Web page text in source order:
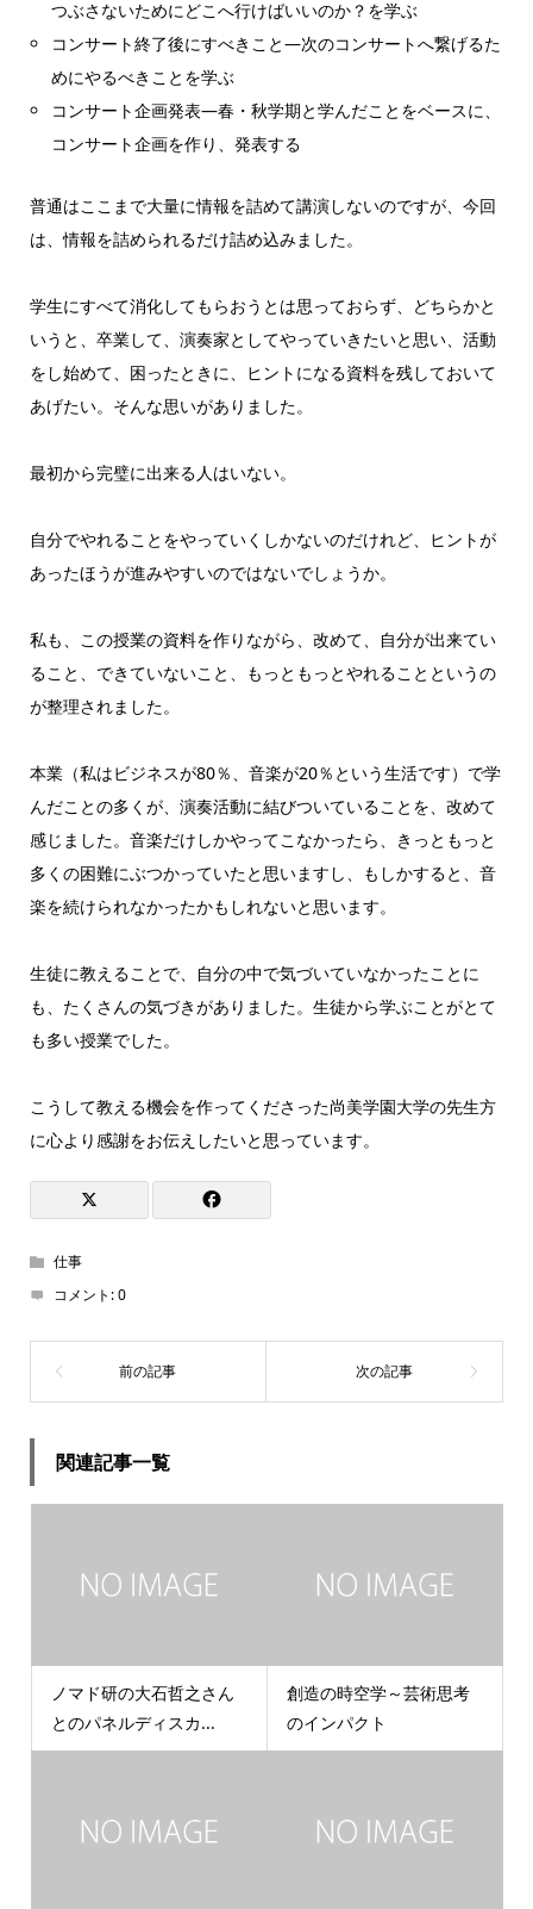
つぶさないためにどこへ行けばいいのか？を学ぶ
コンサート終了後にすべきこと―次のコンサートへ繋げるた
めにやるべきことを学ぶ
コンサート企画発表―春・秋学期と学んだことをベースに、
コンサート企画を作り、発表する
普通はここまで大量に情報を詰めて講演しないのですが、今回
は、情報を詰められるだけ詰め込みました。
学生にすべて消化してもらおうとは思っておらず、どちらかと
いうと、卒業して、演奏家としてやっていきたいと思い、活動
をし始めて、困ったときに、ヒントになる資料を残しておいて
あげたい。そんな思いがありました。
最初から完璧に出来る人はいない。
自分でやれることをやっていくしかないのだけれど、ヒントが
あったほうが進みやすいのではないでしょうか。
私も、この授業の資料を作りながら、改めて、自分が出来てい
ること、できていないこと、もっともっとやれることというの
が整理されました。
本業（私はビジネスが80％、音楽が20％という生活です）で学
んだことの多くが、演奏活動に結びついていることを、改めて
感じました。音楽だけしかやってこなかったら、きっともっと
多くの困難にぶつかっていたと思いますし、もしかすると、音
楽を続けられなかったかもしれないと思います。
生徒に教えることで、自分の中で気づいていなかったことに
も、たくさんの気づきがありました。生徒から学ぶことがとて
も多い授業でした。
こうして教える機会を作ってくださった尚美学園大学の先生方
に心より感謝をお伝えしたいと思っています。
仕事
コメント:0
関連記事一覧
ノマド研の大石哲之さん
とのパネルディスカ...
創造の時空学～芸術思考
のインパクト